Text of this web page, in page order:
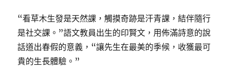
“看草木生發是天然課，觸摸奇跡是汗青課，結伴隨行
是社交課。”語文教員出生的印賢文，用佈滿詩意的說
話道出春假的意義，“讓先生在最美的季候，收獲最可
貴的生長體驗。”